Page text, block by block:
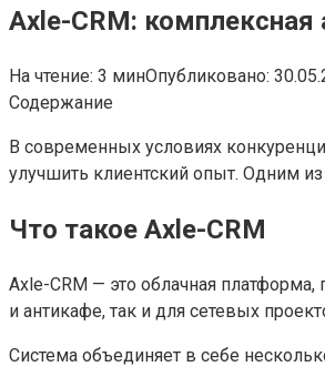
Axle-CRM: комплексная
На чтение: 3 минОпубликовано:
Содержание
В современных условиях
улучшить клиентский опыт. Одним
Что такое Axle-CRM
Axle-CRM — это облачная
и антикафе, так и для сетевых
Система объединяет в себе